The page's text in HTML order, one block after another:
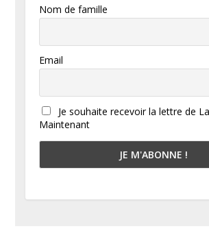
Nom de famille
Email
Je souhaite recevoir la lettre de
Maintenant